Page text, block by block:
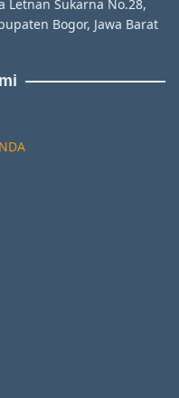
Letnan Sukarna No.28,
Bogor, Jawa Barat